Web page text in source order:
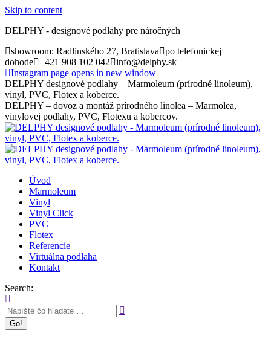
Skip to content
DELPHY - designové podlahy pre náročných
showroom: Radlinského 27, Bratislava
po telefonickej
dohode +421 908 102 042
info@delphy.sk
Instagram page opens in new window
DELPHY designové podlahy – Marmoleum (prírodné linoleum),
vinyl, PVC, Flotex a koberce.
DELPHY – dovoz a montáž prírodného linolea – Marmolea,
vinylovej podlahy, PVC, Flotexu a kobercov.
Úvod
Marmoleum
Vinyl
Vinyl Click
PVC
Flotex
Referencie
Virtuálna podlaha
Kontakt
Search: